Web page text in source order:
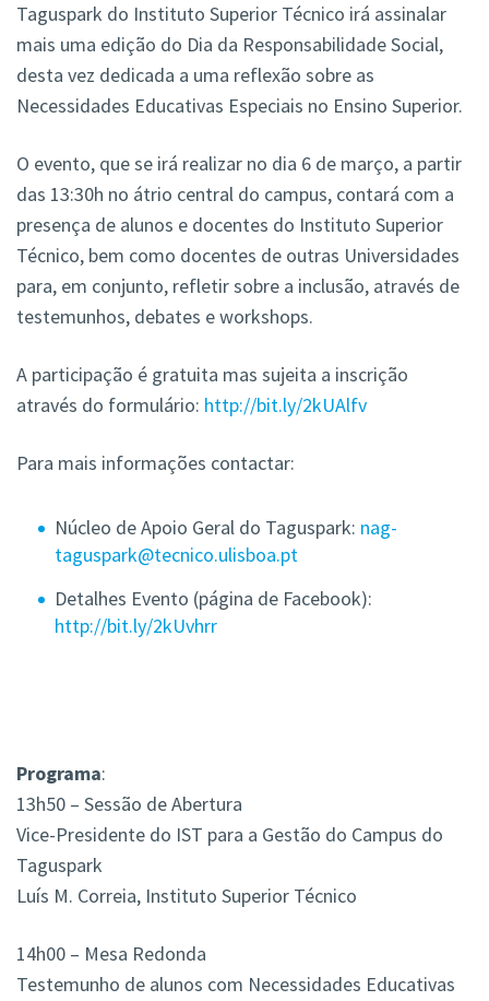
Taguspark do Instituto Superior Técnico irá assinalar
mais uma edição do Dia da Responsabilidade Social,
desta vez dedicada a uma reflexão sobre as
Necessidades Educativas Especiais no Ensino Superior.
O evento, que se irá realizar no dia 6 de março, a partir
das 13:30h no átrio central do campus, contará com a
presença de alunos e docentes do Instituto Superior
Técnico, bem como docentes de outras Universidades
para, em conjunto, refletir sobre a inclusão, através de
testemunhos, debates e workshops.
A participação é gratuita mas sujeita a inscrição
através do formulário: http://bit.ly/2kUAlfv
Para mais informações contactar:
Núcleo de Apoio Geral do Taguspark: nag-
taguspark@tecnico.ulisboa.pt
Detalhes Evento (página de Facebook):
http://bit.ly/2kUvhrr
Programa:
13h50 – Sessão de Abertura
Vice-Presidente do IST para a Gestão do Campus do
Taguspark
Luís M. Correia, Instituto Superior Técnico
14h00 – Mesa Redonda
Testemunho de alunos com Necessidades Educativas